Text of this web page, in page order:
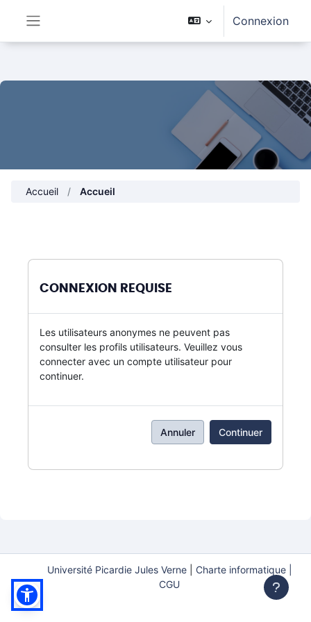
Connexion
Accueil Accueil
CONNEXION REQUISE
Les utilisateurs anonymes ne peuvent pas
consulter les profils utilisateurs. Veuillez vous
connecter avec un compte utilisateur pour
continuer.
Annuler Continuer
Université Picardie Jules Verne|
Charte informatique |
CGU